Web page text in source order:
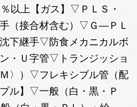
以上【ガス】▽ＰＬＳ・
（接合材含む）▽Ｇ―ＰＬ
下継手▽防食メカニカルボ
・Ｕ字管▽トランジッショ
〉）▽フレキシブル管（配
ル】▽一般（白・黒・Ｐ